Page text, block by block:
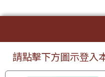
上中區域內容
請點擊下方圖示登入
頁尾區域